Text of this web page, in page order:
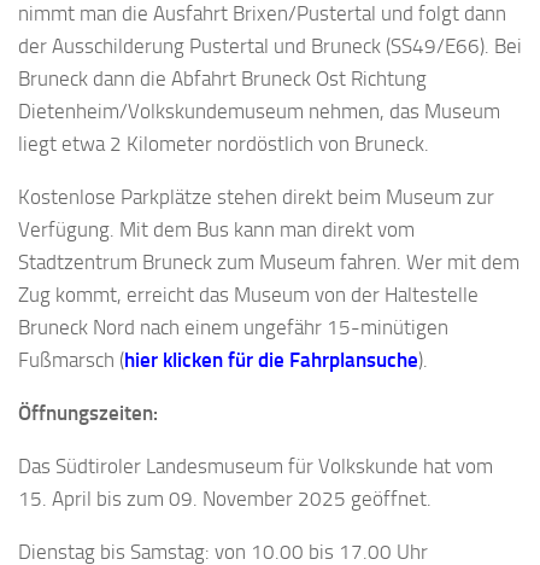
nimmt man die Ausfahrt Brixen/Pustertal und folgt dann
der Ausschilderung Pustertal und Bruneck (SS49/E66). Bei
Bruneck dann die Abfahrt Bruneck Ost Richtung
Dietenheim/Volkskundemuseum nehmen, das Museum
liegt etwa 2 Kilometer nordöstlich von Bruneck.
Kostenlose Parkplätze stehen direkt beim Museum zur
Verfügung. Mit dem Bus kann man direkt vom
Stadtzentrum Bruneck zum Museum fahren. Wer mit dem
Zug kommt, erreicht das Museum von der Haltestelle
Bruneck Nord nach einem ungefähr 15-minütigen
Fußmarsch (hier klicken für die Fahrplansuche).
Öffnungszeiten:
Das Südtiroler Landesmuseum für Volkskunde hat vom
15. April bis zum 09. November 2025 geöffnet.
Dienstag bis Samstag: von 10.00 bis 17.00 Uhr